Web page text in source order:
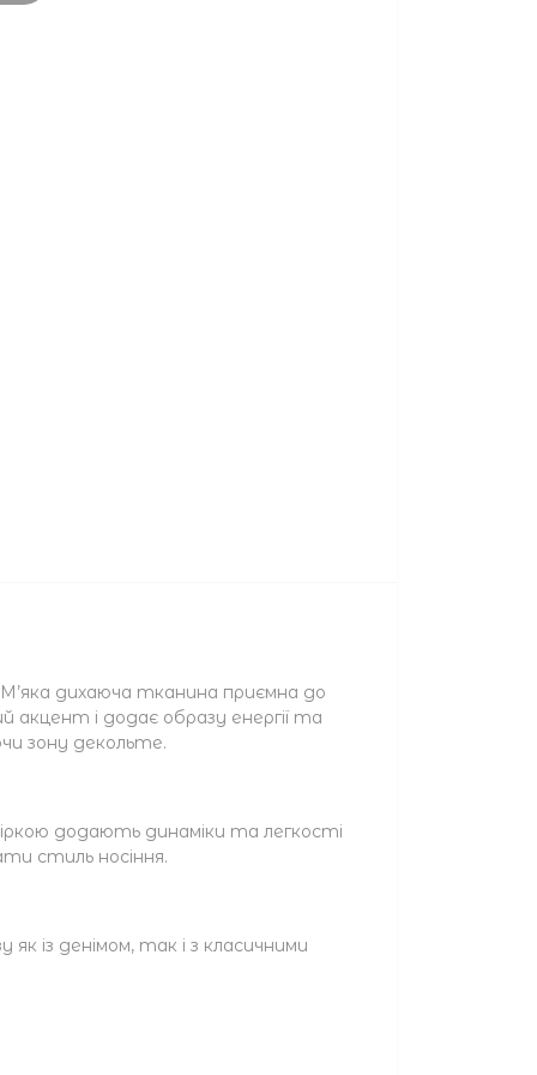
дихаюча тканина приємна до
акцент і додає образу енергії та
зону декольте.
додають динаміки та легкості
стиль носіння.
із денімом, так і з класичними